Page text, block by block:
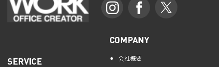
SERVICE
COMPANY
会社概要